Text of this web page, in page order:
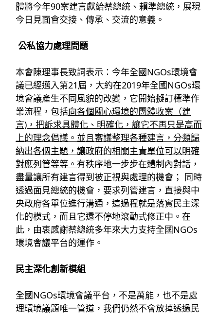
體將今年90案建言獻給蔡總統、賴準總統，展現
今日見面會交接、傳承、交流的意義。
公私協力處理問題
本會陳理事長致詞表示：今年全國NGOs環境會
議已經邁入第21屆，大約在2019年全國NGOs環
境會議產生不同風貌的改變，它開始擬訂標準作
業流程，包括向各個關心環境的團體收案（建
言)，把訴求具體化、明確化，讓它不再只是高而
上的理念倡議。並且審議整理各種建言，分類歸
納出各個主題，讓政府的相關主責單位可以明確
對應列管等等。 有秩序地一步步在體制內對話，
盡量讓所有建言得到被正視與處理的機會； 同時
透過面見總統的機會，要求列管建言，直接與中
央政府各單位進行溝通，這過程就是落實民主深
化的模式，而且它還不停地滾動式修正中。在
此，由衷感謝蔡總統多年來大力支持全國NGOs
環境會議平台的運作。
民主深化創新模組
全國NGOs環境會議平台，不是萬能，也不是處
理環境議題唯一管道，我們仍然不會放掉透過民